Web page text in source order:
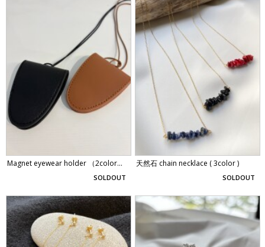
Magnet eyewear holder （2color...
SOLDOUT
天然石 chain necklace ( 3color )
SOLDOUT